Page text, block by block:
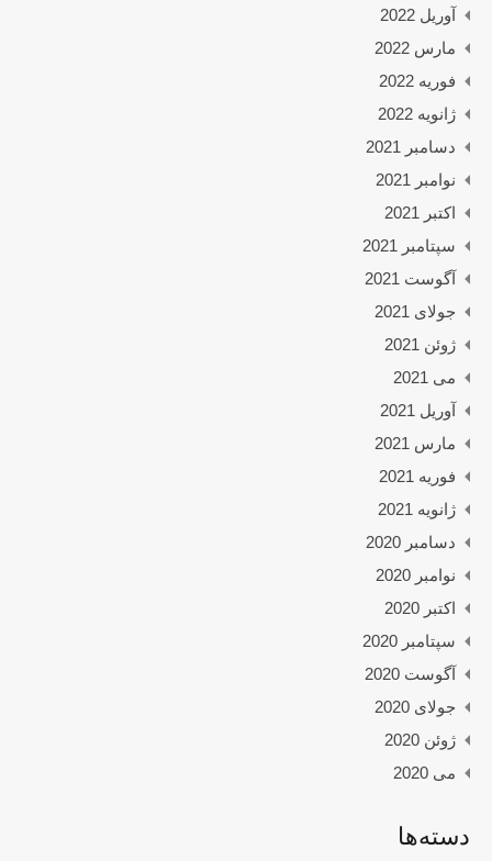
آوریل 2022
مارس 2022
فوریه 2022
ژانویه 2022
دسامبر 2021
نوامبر 2021
اکتبر 2021
سپتامبر 2021
آگوست 2021
جولای 2021
ژوئن 2021
می 2021
آوریل 2021
مارس 2021
فوریه 2021
ژانویه 2021
دسامبر 2020
نوامبر 2020
اکتبر 2020
سپتامبر 2020
آگوست 2020
جولای 2020
ژوئن 2020
می 2020
دسته‌ها